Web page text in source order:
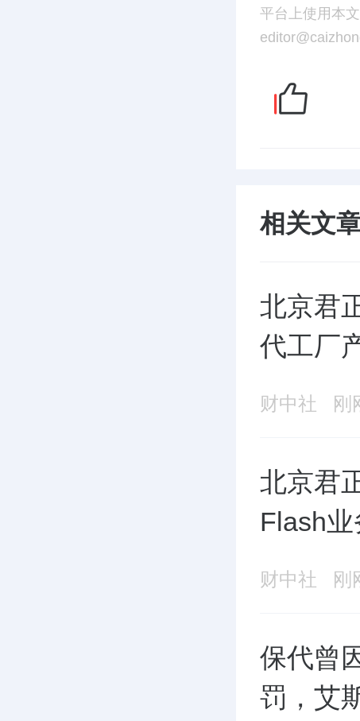
平台上使用本
相关文
北京君
代工厂
财中社 刚
北京君
Flash
财中社 刚
保代曾
罚，艾